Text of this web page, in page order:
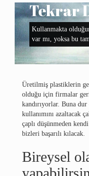
İletişim
English
Tekrar
Kullanmakta
var mı, yoksa bu
Üretilmiş plastiklerin
olduğu için firmalar
kandırıyorlar. Buna
kullanımını azaltacak
çaplı düşünmeden
bizleri başarılı kılacak.
Bireysel